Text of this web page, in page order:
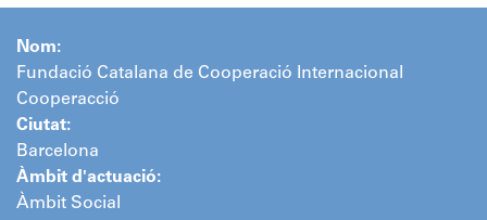
Nom:
Fundació Catalana de Cooperació Internacional
Cooperacció
Ciutat:
Barcelona
Àmbit d'actuació:
Àmbit Social